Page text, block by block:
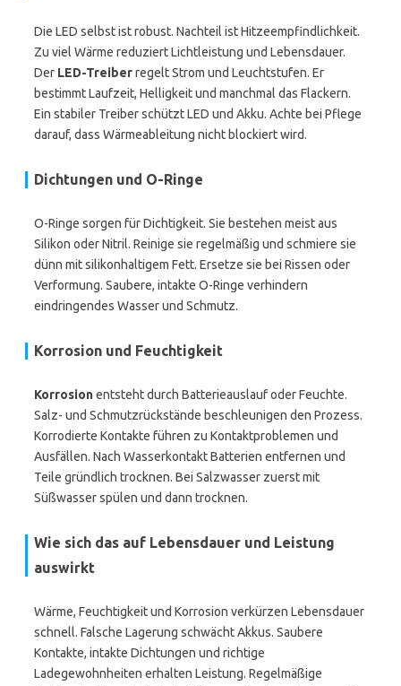
Die LED selbst ist robust. Nachteil ist Hitzeempfindlichkeit.
Zu viel Wärme reduziert Lichtleistung und Lebensdauer.
Der LED-Treiberregelt Strom und Leuchtstufen. Er
bestimmt Laufzeit, Helligkeit und manchmal das Flackern.
Ein stabiler Treiber schützt LED und Akku. Achte bei Pflege
darauf, dass Wärmeableitung nicht blockiert wird.
Dichtungen und O-Ringe
O-Ringe sorgen für Dichtigkeit. Sie bestehen meist aus
Silikon oder Nitril. Reinige sie regelmäßig und schmiere sie
dünn mit silikonhaltigem Fett. Ersetze sie bei Rissen oder
Verformung. Saubere, intakte O-Ringe verhindern
eindringendes Wasser und Schmutz.
Korrosion und Feuchtigkeit
Korrosionentsteht durch Batterieauslauf oder Feuchte.
Salz- und Schmutzrückstände beschleunigen den Prozess.
Korrodierte Kontakte führen zu Kontaktproblemen und
Ausfällen. Nach Wasserkontakt Batterien entfernen und
Teile gründlich trocknen. Bei Salzwasser zuerst mit
Süßwasser spülen und dann trocknen.
Wie sich das auf Lebensdauer und Leistung
auswirkt
Wärme, Feuchtigkeit und Korrosion verkürzen Lebensdauer
schnell. Falsche Lagerung schwächt Akkus. Saubere
Kontakte, intakte Dichtungen und richtige
Ladegewohnheiten erhalten Leistung. Regelmäßige